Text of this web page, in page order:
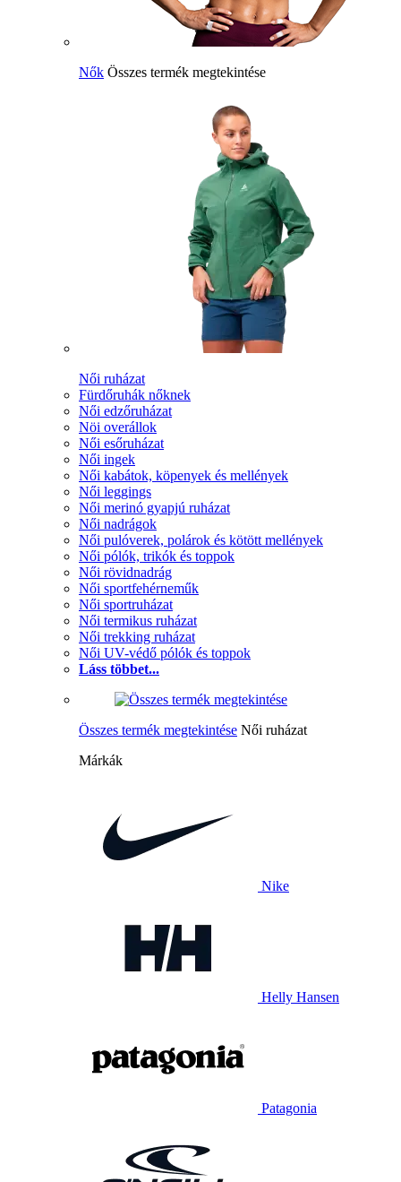
Nők Összes termék megtekintése
Női ruházat
Fürdőruhák nőknek
Női edzőruházat
Nöi overállok
Női esőruházat
Női ingek
Női kabátok, köpenyek és mellények
Női leggings
Női merinó gyapjú ruházat
Női nadrágok
Női pulóverek, polárok és kötött mellények
Női pólók, trikók és toppok
Női rövidnadrág
Női sportfehérneműk
Női sportruházat
Női termikus ruházat
Női trekking ruházat
Női UV-védő pólók és toppok
Láss többet...
Összes termék megtekintése Női ruházat
Márkák
Nike
Helly Hansen
Patagonia